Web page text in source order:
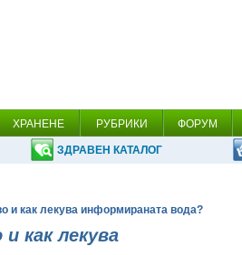
ХРАНЕНЕ РУБРИКИ ФОРУМ
ЗДРАВЕН КАТАЛОГ
и как лекува информираната вода?
как лекува